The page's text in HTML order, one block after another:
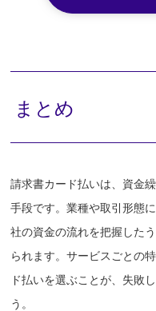
まとめ
請求書カード払いは、資金
手段です。業種や取引形態
社の資金の流れを把握した
られます。サービスごとの
ド払いを選ぶことが、失敗
う。